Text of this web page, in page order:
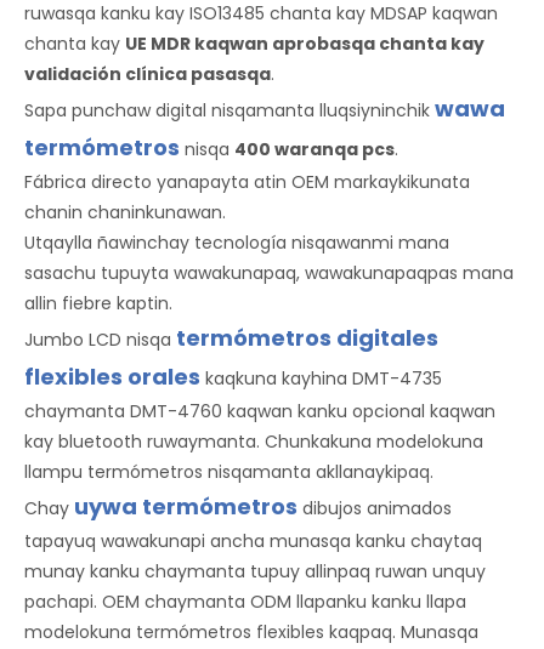
ruwasqa kanku kay ISO13485 chanta kay MDSAP kaqwan
chanta kay UE MDR kaqwan aprobasqa chanta kay
validación clínica pasasqa.
Sapa punchaw digital nisqamanta lluqsiyninchik wawa
termómetros nisqa 400 waranqa pcs.
Fábrica directo yanapayta atin OEM markaykikunata
chanin chaninkunawan.
Utqaylla ñawinchay tecnología nisqawanmi mana
sasachu tupuyta wawakunapaq, wawakunapaqpas mana
allin fiebre kaptin.
Jumbo LCD nisqa termómetros digitales
flexibles orales kaqkuna kayhina DMT-4735
chaymanta DMT-4760 kaqwan kanku opcional kaqwan
kay bluetooth ruwaymanta. Chunkakuna modelokuna
llampu termómetros nisqamanta akllanaykipaq.
Chay uywa termómetros dibujos animados
tapayuq wawakunapi ancha munasqa kanku chaytaq
munay kanku chaymanta tupuy allinpaq ruwan unquy
pachapi. OEM chaymanta ODM llapanku kanku llapa
modelokuna termómetros flexibles kaqpaq. Munasqa